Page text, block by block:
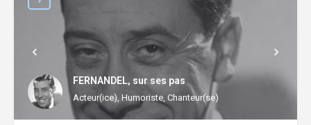
FERNANDEL, sur ses pas
Acteur(ice), Humoriste, Chanteur(se)